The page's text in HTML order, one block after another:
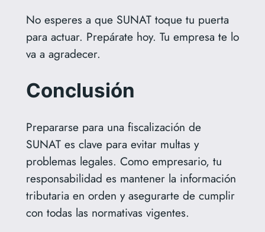
No esperes a que SUNAT toque tu puerta
para actuar. Prepárate hoy. Tu empresa te lo
va a agradecer.
Conclusión
Prepararse para una fiscalización de
SUNAT es clave para evitar multas y
problemas legales. Como empresario, tu
responsabilidad es mantener la información
tributaria en orden y asegurarte de cumplir
con todas las normativas vigentes.